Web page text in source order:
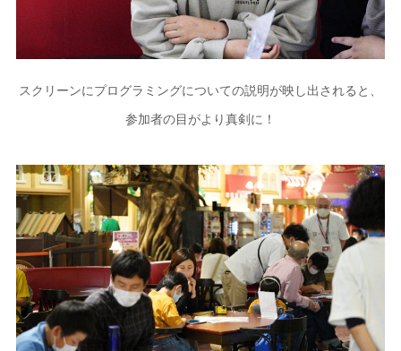
スクリーンにプログラミングについての説明が映し出されると、
参加者の目がより真剣に！